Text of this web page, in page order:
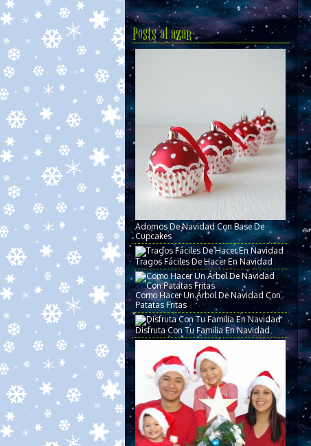
Posts al azar
Adornos De Navidad Con Base De
Cupcakes
Tragos Fáciles De Hacer En Navidad
Como Hacer Un Árbol De Navidad Con
Patatas Fritas
Disfruta Con Tu Familia En Navidad